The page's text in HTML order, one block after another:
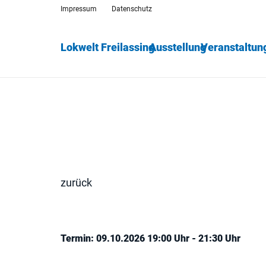
Impressum Datenschutz
Lokwelt FreilassingAusstellung
zurück
Termin: 09.10.2026 19:00 Uhr - 21:30 Uhr